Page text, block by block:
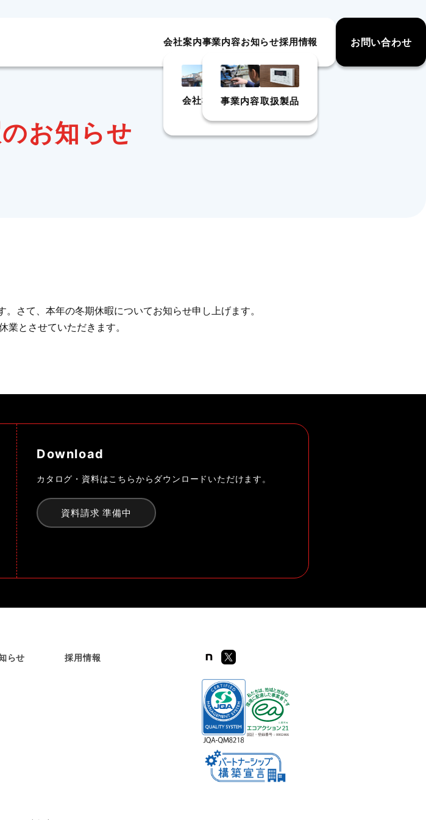
会社案内
会社概要品質につ環境活動
事業内容
事業内容取扱製品
お知らせ採用情報 お問い合わせ
お知らせ
さて、本年の冬期休暇についてお知らせ申し上げます。
とさせていただきます。
Download
カタログ・資料はこちらからダウンロードいただけます。
資料請求 準備中
らせ 採用情報